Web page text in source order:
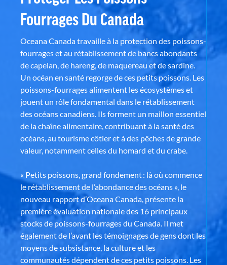
Fourrages Du Canada
Oceana Canada travaille à la protection des poissons-
fourrages et au rétablissement de bancs abondants
de capelan, de hareng, de maquereau et de sardine.
Un océan en santé regorge de ces petits poissons. Les
poissons-fourrages alimentent les écosystèmes et
jouent un rôle fondamental dans le rétablissement
des océans canadiens. Ils forment un maillon essentiel
de la chaîne alimentaire, contribuant à la santé des
océans, au tourisme côtier et à des pêches de grande
valeur, notamment celles du homard et du crabe.
« Petits poissons, grand fondement : là où commence
le rétablissement de l’abondance des océans », le
nouveau rapport d’Oceana Canada, présente la
première évaluation nationale des 16 principaux
stocks de poissons-fourrages du Canada. Il met
également de l’avant les témoignages de gens dont les
moyens de subsistance, la culture et les
communautés dépendent de ces petits poissons. Les